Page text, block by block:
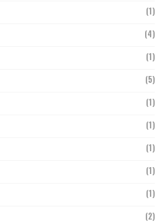
(1)
(4)
(1)
(5)
(1)
(1)
(1)
(1)
(1)
(2)